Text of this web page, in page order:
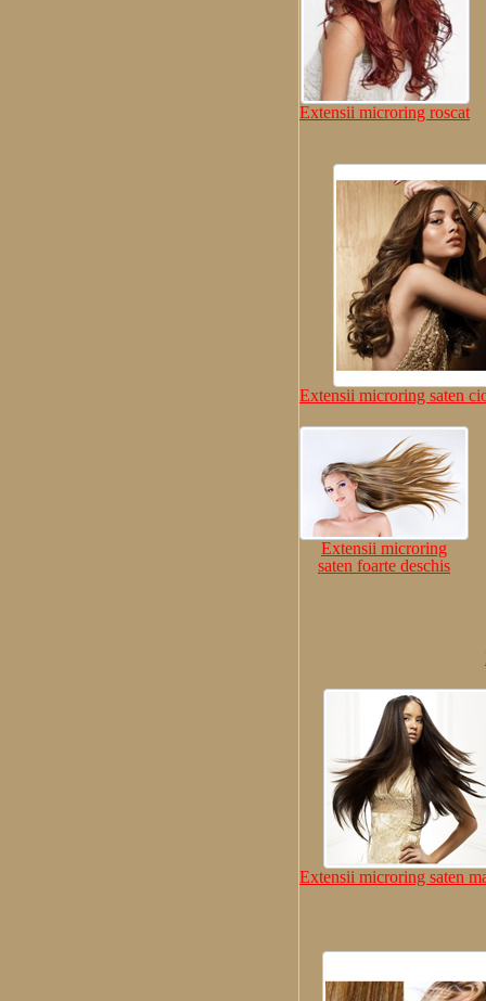
Extensii microring roscat
Extensii microring saten
Extensii microring
saten foarte deschis
Extensii microring saten